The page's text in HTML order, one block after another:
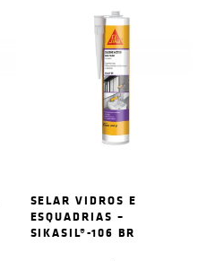
SELAR VIDROS E
ESQUADRIAS –
SIKASIL®-106 BR